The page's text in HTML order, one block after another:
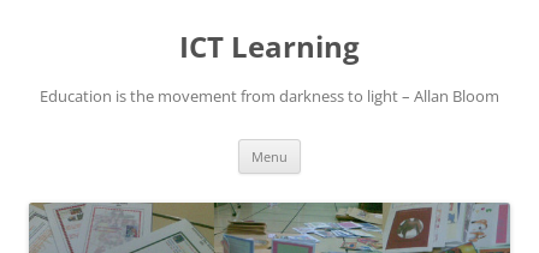
ICT Learning
Education is the movement from darkness to light – Allan Bloom
Menu